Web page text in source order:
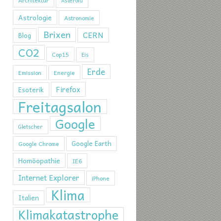
Astrologie Astronomie
Blog Brixen CERN
CO2 Cop15 Eis
Emission Energie Erde
Esoterik Firefox
Freitagsalon
Gletscher Google
Google Chrome Google Earth
Homöopathie IE6
Internet Explorer iPhone
Italien Klima
Klimakatastrophe